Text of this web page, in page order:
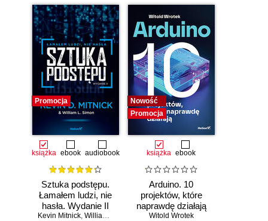
Promocja
książka ebook audiobook
Sztuka podstępu.
Łamałem ludzi, nie
hasła. Wydanie II
Kevin Mitnick, William L. Simon
Nowość
Promocja
książka ebook
Arduino. 10
projektów, które
naprawdę działają
Witold Wrotek